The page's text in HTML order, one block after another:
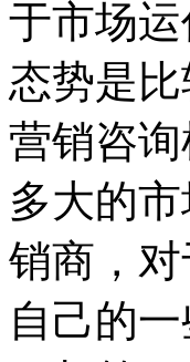
于市场
态势是
营销咨
多大的
销商，
自己的一